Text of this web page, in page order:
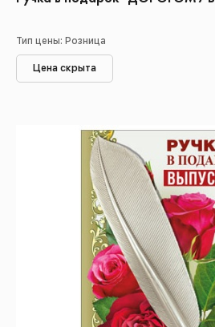
Тип цены: Розница
Цена скрыта